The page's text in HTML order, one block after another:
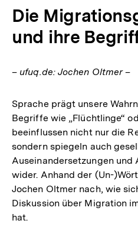
Die
und ihre
– ufuq.de: Jochen Oltmer –
Sprache prägt unsere
Begriffe wie „Flüchtlinge“
beeinflussen nicht nur die
sondern spiegeln auch
Auseinandersetzungen und
wider. Anhand der (Un-
Jochen Oltmer nach, wie
Diskussion über Migration
hat.